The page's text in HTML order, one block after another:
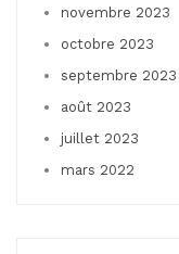
novembre 2023
octobre 2023
septembre 2023
août 2023
juillet 2023
mars 2022